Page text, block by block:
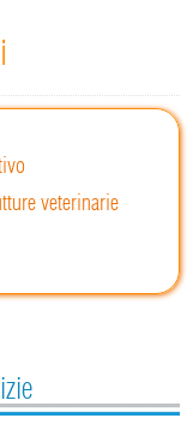
veterinarie